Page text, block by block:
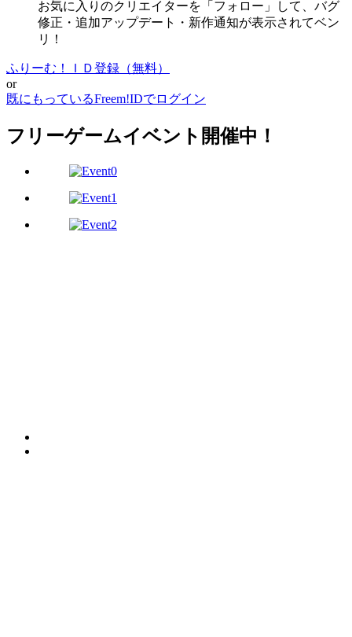
お気に入りのクリエイターを「フォロー」して、バグ
修正・追加アップデート・新作通知が表示されてベン
リ！
ふりーむ！ＩＤ登録（無料）
or
既にもっているFreem!IDでログイン
フリーゲームイベント開催中！